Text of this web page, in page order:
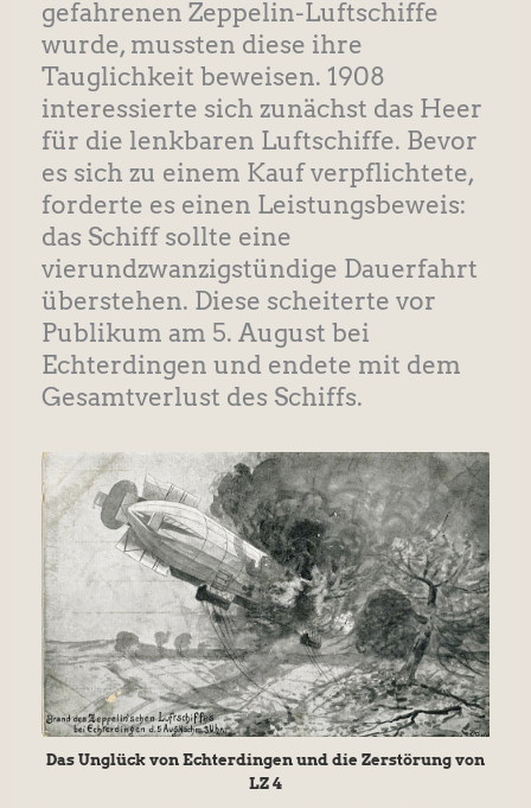
gefahrenen Zeppelin-Luftschiffe
wurde, mussten diese ihre
Tauglichkeit beweisen. 1908
interessierte sich zunächst das Heer
für die lenkbaren Luftschiffe. Bevor
es sich zu einem Kauf verpflichtete,
forderte es einen Leistungsbeweis:
das Schiff sollte eine
vierundzwanzigstündige Dauerfahrt
überstehen. Diese scheiterte vor
Publikum am 5. August bei
Echterdingen und endete mit dem
Gesamtverlust des Schiffs.
Das Unglück von Echterdingen und die Zerstörung von
LZ 4